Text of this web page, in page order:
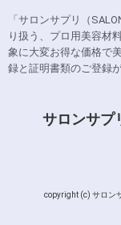
「サロンサプリ（
り扱う、プロ用美容材
象に大変お得な価格で
録と証明書類のご登録
サロンサプ
copyright (c) サロン